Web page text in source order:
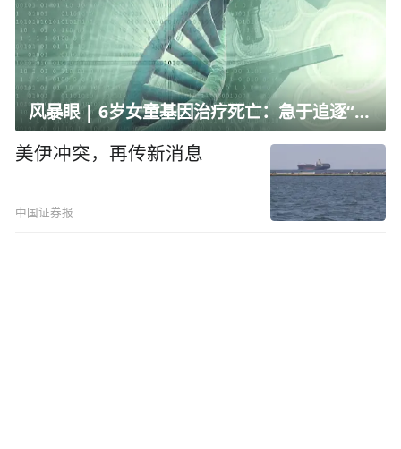
风暴眼 | 6岁女童基因治疗死亡：急于追逐“全球首例”的代价
美伊冲突，再传新消息
中国证券报